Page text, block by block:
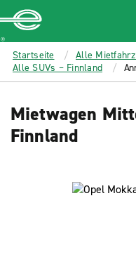
MAIN
CONTENT
Enterprise
Startseite
Alle
Alle SUVs – Finnland
Mietwagen
Finnland